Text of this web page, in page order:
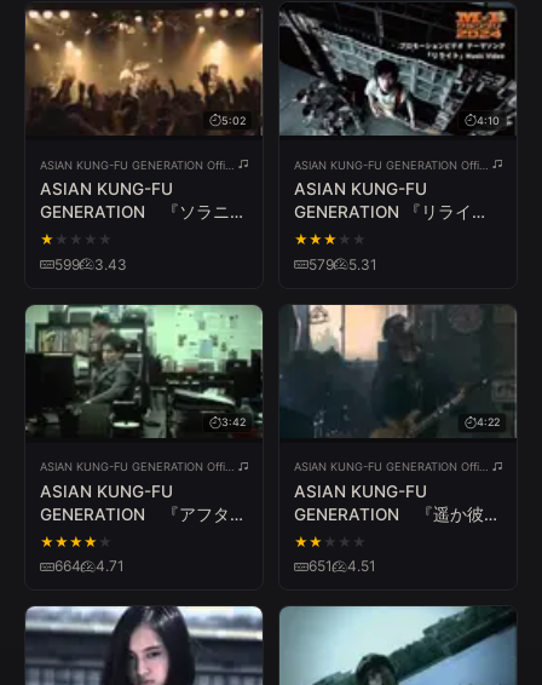
すべて Lv.1 Lv.2 Lv.3 Lv.4 Lv.5
すべて 日本語 한국어 Español
Русский 简体中文 Tiếng Việt Deutsch Français
すべて 公式PV カバー
5:02
ASIAN KUNG-FU
GENERATION 『ソラニ
ン』
★ ★ ★ ★ ★
599 3.43
4:10
ASIAN KUNG-FU
GENERATION 『リライ
ト』（M-1グランプリ2024
プロモーションビデオ テー
★★★ ★ ★
579 5.31
3:42
ASIAN KUNG-FU
GENERATION 『アフター
ダーク』
★★★★ ★
664 4.71
4:22
ASIAN KUNG-FU
GENERATION 『遥か彼
方』
★★ ★ ★ ★
651 4.51